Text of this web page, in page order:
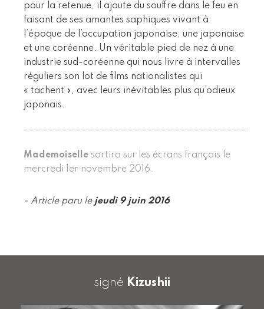
pour la retenue, il ajoute du souffre dans le feu en
faisant de ses amantes saphiques vivant à
l’époque de l’occupation japonaise, une japonaise
et une coréenne. Un véritable pied de nez à une
industrie sud-coréenne qui nous livre à intervalles
réguliers son lot de films nationalistes qui
« tachent », avec leurs inévitables plus qu’odieux
japonais.
Mademoiselle sortira sur les écrans français le
mercredi 1er novembre 2016.
- Article paru le jeudi 9 juin 2016
signé Kizushii